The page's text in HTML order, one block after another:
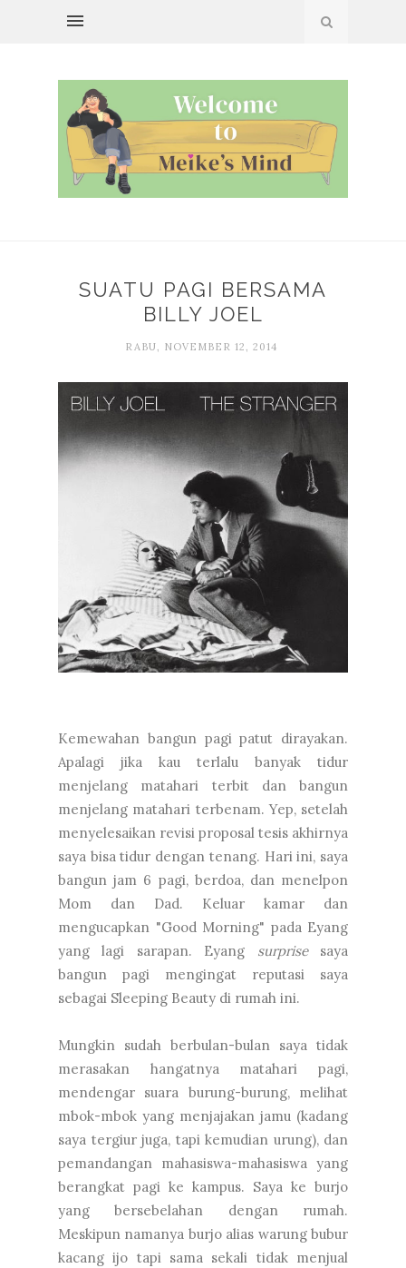
SUATU PAGI BERSAMA
BILLY JOEL
RABU, NOVEMBER 12, 2014
Kemewahan bangun pagi patut dirayakan.
Apalagi jika kau terlalu banyak tidur
menjelang matahari terbit dan bangun
menjelang matahari terbenam. Yep, setelah
menyelesaikan revisi proposal tesis akhirnya
saya bisa tidur dengan tenang. Hari ini, saya
bangun jam 6 pagi, berdoa, dan menelpon
Mom dan Dad. Keluar kamar dan
mengucapkan "Good Morning" pada Eyang
yang lagi sarapan. Eyang surprisesaya
bangun pagi mengingat reputasi saya
sebagai Sleeping Beauty di rumah ini.
Mungkin sudah berbulan-bulan saya tidak
merasakan hangatnya matahari pagi,
mendengar suara burung-burung, melihat
mbok-mbok yang menjajakan jamu (kadang
saya tergiur juga, tapi kemudian urung), dan
pemandangan mahasiswa-mahasiswa yang
berangkat pagi ke kampus. Saya ke burjo
yang bersebelahan dengan rumah.
Meskipun namanya burjo alias warung bubur
kacang ijo tapi sama sekali tidak menjual